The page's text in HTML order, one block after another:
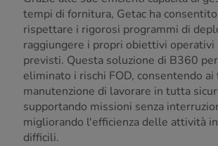
tempi di fornitura, Getac ha
rispettare i rigorosi programmi di
raggiungere i propri obiettivi operativi
previsti. Questa soluzione di B360
eliminato i rischi FOD, consentendo ai
manutenzione di lavorare in tutta
supportando missioni senza
migliorando l'efficienza delle attività
difficili.